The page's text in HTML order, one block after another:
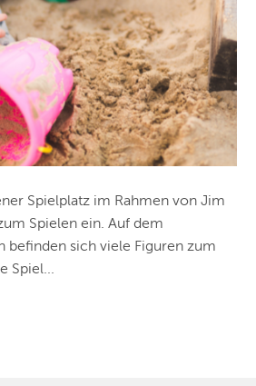
Spielplatz im Rahmen von Jim
Spielen ein. Auf dem
befinden sich viele Figuren zum
Spiel...